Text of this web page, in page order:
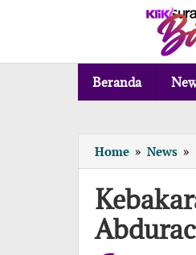
Beranda
Home » News »